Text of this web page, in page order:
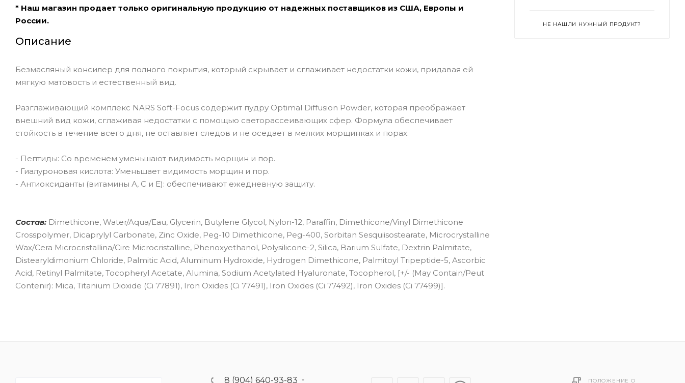
* Наш магазин продает только оригинальную продукцию от надежных поставщиков из США, Европы и
России.
Описание
Безмасляный консилер для полного покрытия, который скрывает и сглаживает недостатки кожи, придавая ей
мягкую матовость и естественный вид.
Разглаживающий комплекс NARS Soft-Focus содержит пудру Optimal Diffusion Powder, которая преображает
внешний вид кожи, сглаживая недостатки с помощью светорассеивающих сфер. Формула обеспечивает
стойкость в течение всего дня, не оставляет следов и не оседает в мелких морщинках и порах.
- Пептиды: Со временем уменьшают видимость морщин и пор.
- Гиалуроновая кислота: Уменьшает видимость морщин и пор.
- Антиоксиданты (витамины А, С и Е): обеспечивают ежедневную защиту.
Состав: Dimethicone, Water/Aqua/Eau, Glycerin, Butylene Glycol, Nylon-12, Paraffin, Dimethicone/Vinyl Dimethicone
Crosspolymer, Dicaprylyl Carbonate, Zinc Oxide, Peg-10 Dimethicone, Peg-400, Sorbitan Sesquiisostearate, Microcrystalline
Wax/Cera Microcristallina/Cire Microcristalline, Phenoxyethanol, Polysilicone-2, Silica, Barium Sulfate, Dextrin Palmitate,
Distearyldimonium Chloride, Palmitic Acid, Aluminum Hydroxide, Hydrogen Dimethicone, Palmitoyl Tripeptide-5, Ascorbic
Acid, Retinyl Palmitate, Tocopheryl Acetate, Alumina, Sodium Acetylated Hyaluronate, Tocopherol, [+/- (May Contain/Peut
Contenir): Mica, Titanium Dioxide (Ci 77891), Iron Oxides (Ci 77491), Iron Oxides (Ci 77492), Iron Oxides (Ci 77499)].
НЕ НАШЛИ НУЖНЫЙ ПРОДУКТ?
8 (904) 640-93-83 ПОЛОЖЕНИЕ О